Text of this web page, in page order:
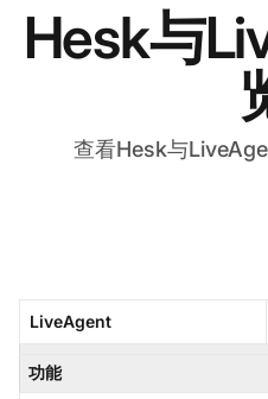
Hesk与
查看Hesk与
LiveAgent
功能